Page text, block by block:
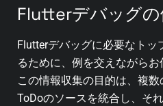
Flutterデバッグの
Flutterデバッグに必要なトッ
るために、例を交えながらお
この情報収集の目的は、複
ToDoのソースを統合し、そ